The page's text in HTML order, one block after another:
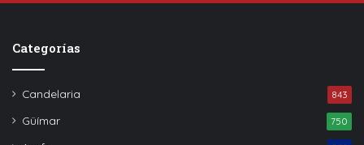
Categorías
Candelaria 843
Güímar 750